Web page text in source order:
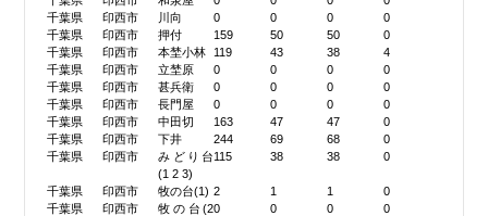
千葉県
印西市 川向 0 0 0
0
千葉県
印西市 押付 159 50 50
0
千葉県
印西市 本埜小林 119 43 38
4
千葉県
印西市 立埜原 0 0 0
0
千葉県
印西市 甚兵衛 0 0 0
0
千葉県
印西市 長門屋 0 0 0
0
千葉県
印西市 中田切 163 47 47
0
千葉県
印西市 下井 244 69 68
0
千葉県
印西市
みどり台
(1 2 3)
115 38 38 0
千葉県 印西市 牧の台(1) 2 1 1
0
千葉県
印西市
牧の台(20 0 0 0